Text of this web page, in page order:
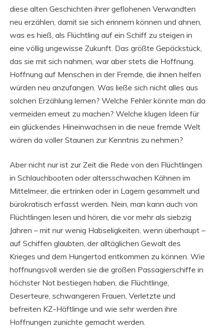
diese alten Geschichten ihrer geflohenen Verwandten
neu erzählen, damit sie sich erinnern können und ahnen,
was es hieß, als Flüchtling auf ein Schiff zu steigen in
eine völlig ungewisse Zukunft. Das größte Gepäckstück,
das sie mit sich nahmen, war aber stets die Hoffnung.
Hoffnung auf Menschen in der Fremde, die ihnen helfen
würden neu anzufangen. Was ließe sich nicht alles aus
solchen Erzählung lernen? Welche Fehler könnte man da
vermeiden erneut zu machen? Welche klugen Ideen für
ein glückendes Hineinwachsen in die neue fremde Welt
wären da voller Staunen zur Kenntnis zu nehmen?
Aber nicht nur ist zur Zeit die Rede von den Flüchtlingen
in Schlauchbooten oder altersschwachen Kähnen im
Mittelmeer, die ertrinken oder in Lagern gesammelt und
bürokratisch erfasst werden. Nein, man kann auch von
Flüchtlingen lesen und hören, die vor mehr als siebzig
Jahren – mit nur wenig Habseligkeiten, wenn überhaupt –
auf Schiffen glaubten, der alltäglichen Gewalt des
Krieges und dem Hungertod entkommen zu können. Wie
hoffnungsvoll werden sie die großen Passagierschiffe in
höchster Not bestiegen haben, die Flüchtlinge,
Deserteure, schwangeren Frauen, Verletzte und
befreiten KZ-Häftlinge und wie sehr werden ihre
Hoffnungen zunichte gemacht werden.